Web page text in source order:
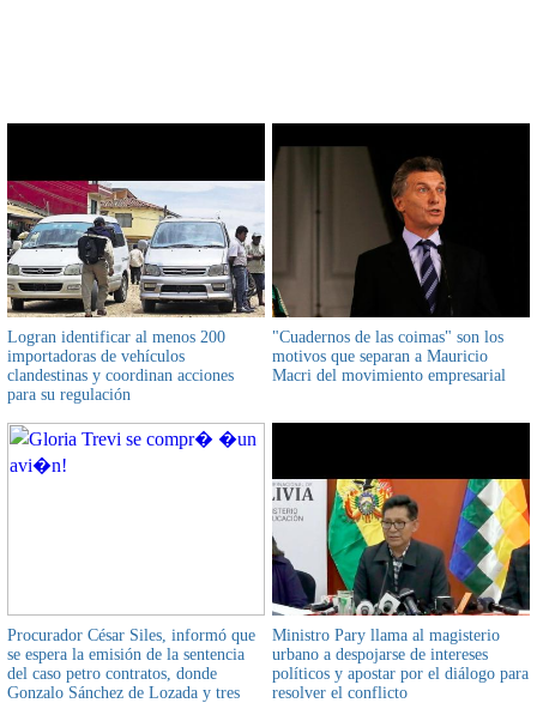
Logran identificar al menos 200
importadoras de vehículos
clandestinas y coordinan acciones
para su regulación
"Cuadernos de las coimas" son los
motivos que separan a Mauricio
Macri del movimiento empresarial
Procurador César Siles, informó que
se espera la emisión de la sentencia
del caso petro contratos, donde
Gonzalo Sánchez de Lozada y tres
Ministro Pary llama al magisterio
urbano a despojarse de intereses
políticos y apostar por el diálogo para
resolver el conflicto